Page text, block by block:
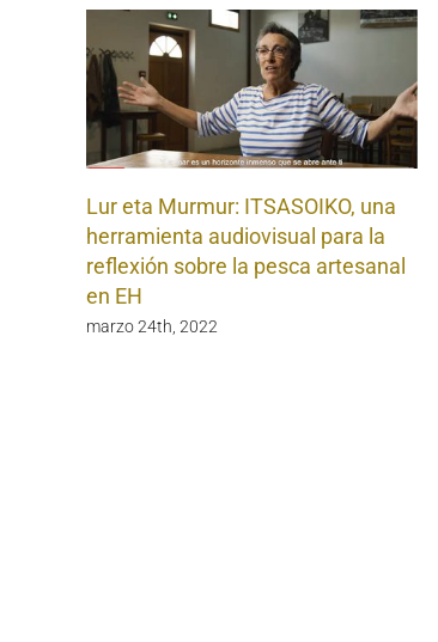
Lur eta Murmur: ITSASOIKO, una
herramienta audiovisual para la
reflexión sobre la pesca artesanal
en EH
marzo 24th, 2022